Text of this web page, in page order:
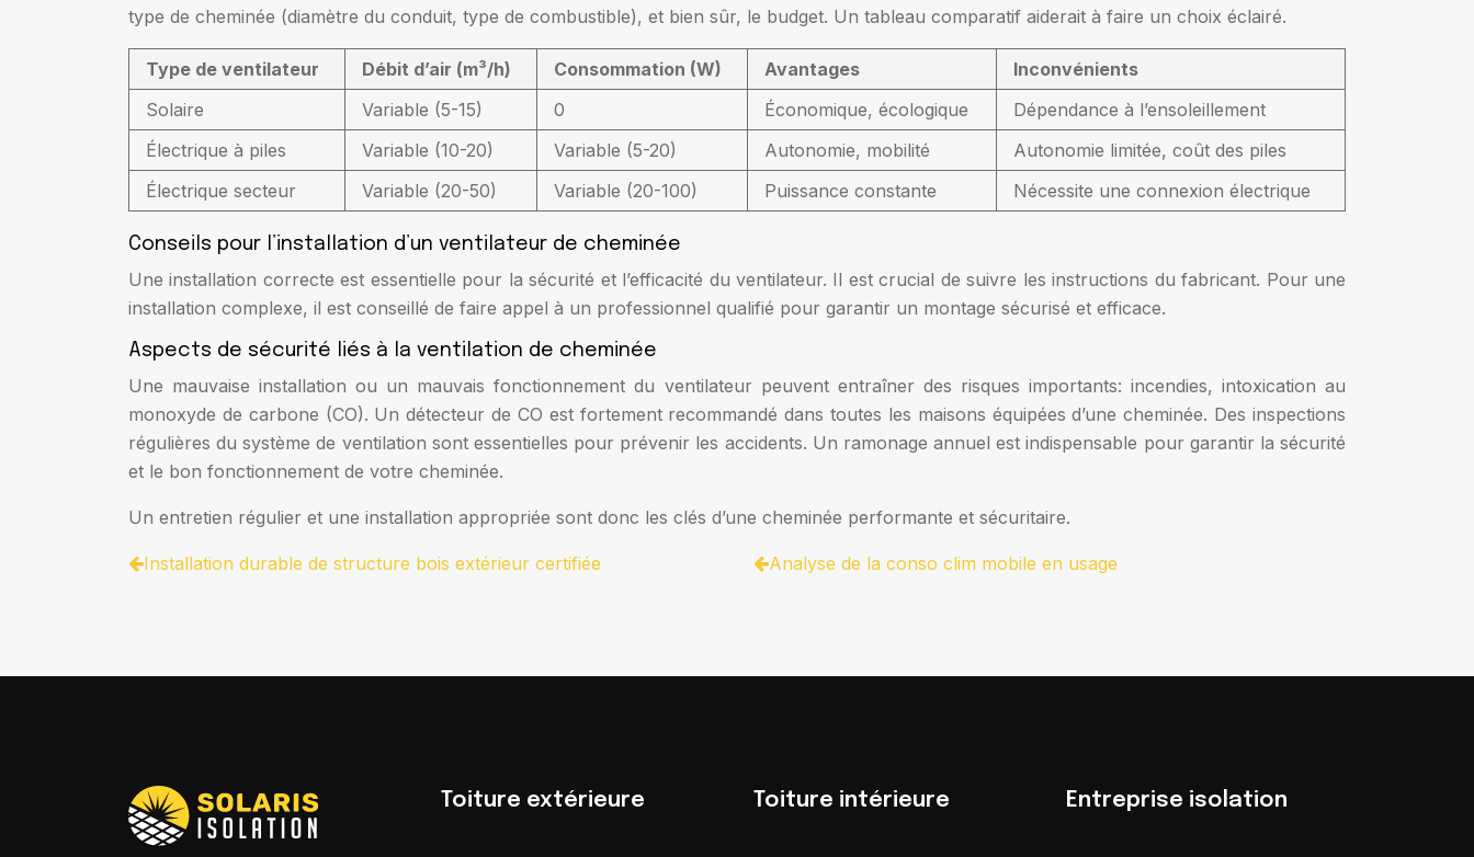
type de cheminée (diamètre du conduit, type de combustible), et bien sûr, le budget. Un tableau comparatif aiderait à faire un choix éclairé.
Type de ventilateur Débit d’air (m³/h) Consommation (W) Avantages
Inconvénients
Solaire
Variable (5-15) 0 Économique, écologique
Dépendance à l’ensoleillement
Électrique à piles
Variable (10-20) Variable (5-20) Autonomie, mobilité
Autonomie limitée, coût des piles
Électrique secteur
Variable (20-50) Variable (20-100) Puissance constante Nécessite une connexion électrique
Conseils pour l’installation d’un ventilateur de cheminée
Une installation correcte est essentielle pour la sécurité et l’efficacité du ventilateur. Il est crucial de suivre les instructions du fabricant. Pour une
installation complexe, il est conseillé de faire appel à un professionnel qualifié pour garantir un montage sécurisé et efficace.
Aspects de sécurité liés à la ventilation de cheminée
Une mauvaise installation ou un mauvais fonctionnement du ventilateur peuvent entraîner des risques importants: incendies, intoxication au
monoxyde de carbone (CO). Un détecteur de CO est fortement recommandé dans toutes les maisons équipées d’une cheminée. Des inspections
régulières du système de ventilation sont essentielles pour prévenir les accidents. Un ramonage annuel est indispensable pour garantir la sécurité
et le bon fonctionnement de votre cheminée.
Un entretien régulier et une installation appropriée sont donc les clés d’une cheminée performante et sécuritaire.
Installation durable de structure bois extérieur certifiée Analyse de la conso clim mobile en usage
Toiture extérieure Toiture intérieure Entreprise isolation